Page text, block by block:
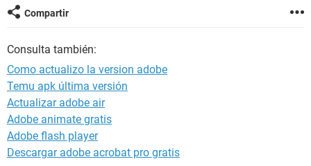
Compartir
Consulta también:
Como actualizo la version adobe
Temu apk última versión
Actualizar adobe air
Adobe animate gratis
Adobe flash player
Descargar adobe acrobat pro gratis